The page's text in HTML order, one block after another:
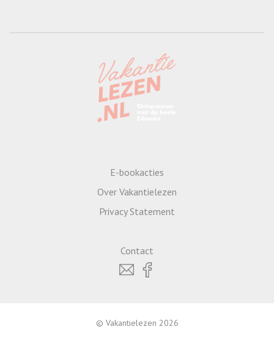
E-bookacties
Over Vakantielezen
Privacy Statement
Contact
© Vakantielezen 2026